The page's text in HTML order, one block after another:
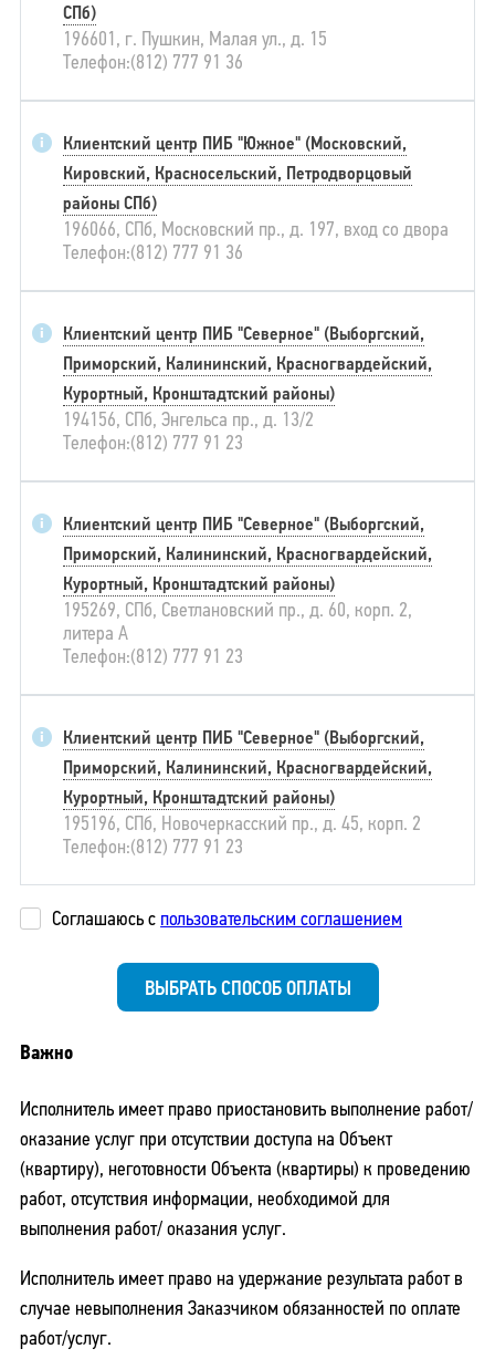
СПб)
196601, г. Пушкин, Малая ул., д. 15
Телефон:(812) 777 91 36
Клиентский центр ПИБ "Южное" (Московский,
Кировский, Красносельский, Петродворцовый
районы СПб)
196066, СПб, Московский пр., д. 197, вход со двора
Телефон:(812) 777 91 36
Клиентский центр ПИБ "Северное" (Выборгский,
Приморский, Калининский, Красногвардейский,
Курортный, Кронштадтский районы)
194156, СПб, Энгельса пр., д. 13/2
Телефон:(812) 777 91 23
Клиентский центр ПИБ "Северное" (Выборгский,
Приморский, Калининский, Красногвардейский,
Курортный, Кронштадтский районы)
195269, СПб, Светлановский пр., д. 60, корп. 2,
литера А
Телефон:(812) 777 91 23
Клиентский центр ПИБ "Северное" (Выборгский,
Приморский, Калининский, Красногвардейский,
Курортный, Кронштадтский районы)
195196, СПб, Новочеркасский пр., д. 45, корп. 2
Телефон:(812) 777 91 23
Соглашаюсь с пользовательским соглашением
Важно
Исполнитель имеет право приостановить выполнение работ/
оказание услуг при отсутствии доступа на Объект
(квартиру), неготовности Объекта (квартиры) к проведению
работ, отсутствия информации, необходимой для
выполнения работ/ оказания услуг.
Исполнитель имеет право на удержание результата работ в
случае невыполнения Заказчиком обязанностей по оплате
работ/услуг.